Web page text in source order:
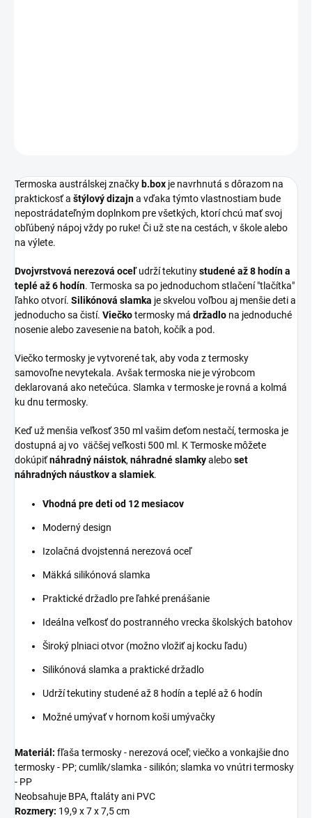
Termoska austrálskej značky b.box je navrhnutá s dôrazom na
praktickosť a štýlový dizajna vďaka týmto vlastnostiam bude
nepostrádateľným doplnkom pre všetkých, ktorí chcú mať svoj
obľúbený nápoj vždy po ruke! Či už ste na cestách, v škole alebo
na výlete.
Dvojvrstvová nerezová oceľudrží tekutinystudené až 8 hodín a
teplé až 6 hodín. Termoska sa po jednoduchom stlačení "tlačítka"
ľahko otvorí. Silikónová slamka je skvelou voľbou aj menšie deti a
jednoducho sa čistí. Viečkotermosky má držadlo na jednoduché
nosenie alebo zavesenie na batoh, kočík a pod.
Viečko termosky je vytvorené tak, aby voda z termosky
samovoľne nevytekala. Avšak termoska nie je výrobcom
deklarovaná ako netečúca. Slamka v termoske je rovná a kolmá
ku dnu termosky.
Keď už menšia veľkosť 350 ml vašim deťom nestačí, termoska je
dostupná aj vo väčšej veľkosti 500 ml. K Termoske môžete
dokúpiťnáhradný náistok, náhradné slamkyaleboset
náhradných náustkov a slamiek.
Vhodná pre deti od 12 mesiacov
Moderný design
Izolačná dvojstenná nerezová oceľ
Mäkká silikónová slamka
Praktické držadlo pre ľahké prenášanie
Ideálna veľkosť do postranného vrecka školských batohov
Široký plniaci otvor (možno vložiť aj kocku ľadu)
Silikónová slamka a praktické držadlo
Udrží tekutiny studené až 8 hodín a teplé až 6 hodín
Možné umývať v hornom koši umývačky
Materiál: fľaša termosky - nerezová oceľ; viečko a vonkajšie dno
termosky - PP; cumlík/slamka - silikón; slamka vo vnútri termosky
- PP
Neobsahuje BPA, ftaláty ani PVC
Rozmery: 19,9 x 7 x 7,5 cm